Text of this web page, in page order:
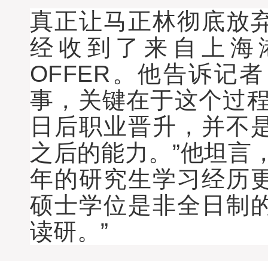
真正让马正林彻底放
经收到了来自上海
OFFER。他告诉记
事，关键在于这个过
日后职业晋升，并不
之后的能力。”他坦言
年的研究生学习经历
硕士学位是非全日制
读研。”